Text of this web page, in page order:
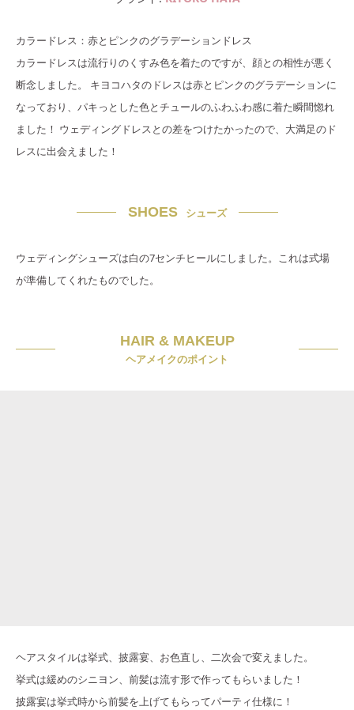
カラードレス：赤とピンクのグラデーションドレス
カラードレスは流行りのくすみ色を着たのですが、顔との相性が悪く
断念しました。 キヨコハタのドレスは赤とピンクのグラデーションに
なっており、パキっとした色とチュールのふわふわ感に着た瞬間惚れ
ました！ ウェディングドレスとの差をつけたかったので、大満足のド
レスに出会えました！
SHOES シューズ
ウェディングシューズは白の7センチヒールにしました。これは式場
が準備してくれたものでした。
HAIR & MAKEUP
ヘアメイクのポイント
ヘアスタイルは挙式、披露宴、お色直し、二次会で変えました。
挙式は緩めのシニヨン、前髪は流す形で作ってもらいました！
披露宴は挙式時から前髪を上げてもらってパーティ仕様に！